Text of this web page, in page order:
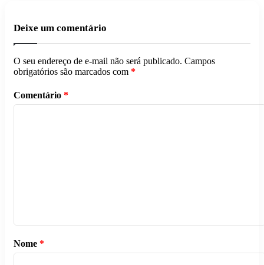
Deixe um comentário
O seu endereço de e-mail não será publicado. Campos
obrigatórios são marcados com *
Comentário *
Nome *